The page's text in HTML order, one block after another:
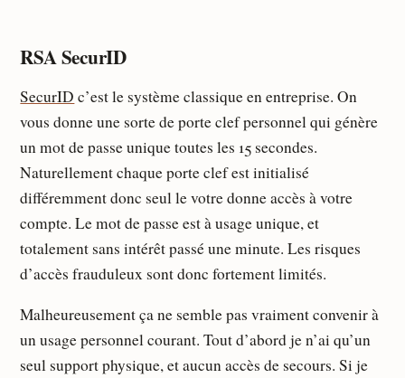
RSA SecurID
SecurID c’est le système classique en entreprise. On
vous donne une sorte de porte clef personnel qui génère
un mot de passe unique toutes les 15 secondes.
Naturellement chaque porte clef est initialisé
différemment donc seul le votre donne accès à votre
compte. Le mot de passe est à usage unique, et
totalement sans intérêt passé une minute. Les risques
d’accès frauduleux sont donc fortement limités.
Malheureusement ça ne semble pas vraiment convenir à
un usage personnel courant. Tout d’abord je n’ai qu’un
seul support physique, et aucun accès de secours. Si je